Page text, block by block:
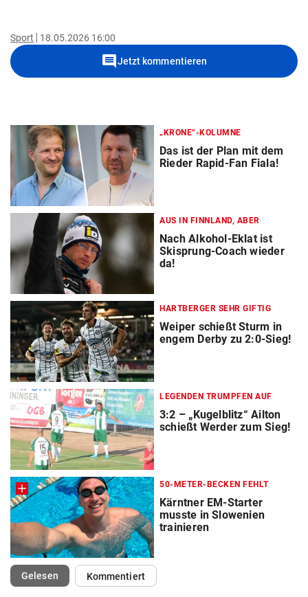
Sport 18.05.2026 16:00
commentJetzt kommentieren
„KRONE“-KOLUMNE
Das ist der Plan mit dem
Rieder Rapid-Fan Fiala!
AUS IN FINNLAND, ABER
Nach Alkohol-Eklat ist
Skisprung-Coach wieder
da!
HARTBERGER SEHR GIFTIG
Weiper schießt Sturm in
engem Derby zu 2:0-Sieg!
LEGENDEN TRUMPFEN AUF
3:2 – „Kugelblitz“ Ailton
schießt Werder zum Sieg!
50-METER-BECKEN FEHLT
Kärntner EM-Starter
musste in Slowenien
trainieren
Gelesen(ausgewählt)Kommentiert